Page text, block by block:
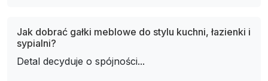
Jak dobrać gałki meblowe do stylu kuchni, łazienki i
sypialni?
Detal decyduje o spójności...